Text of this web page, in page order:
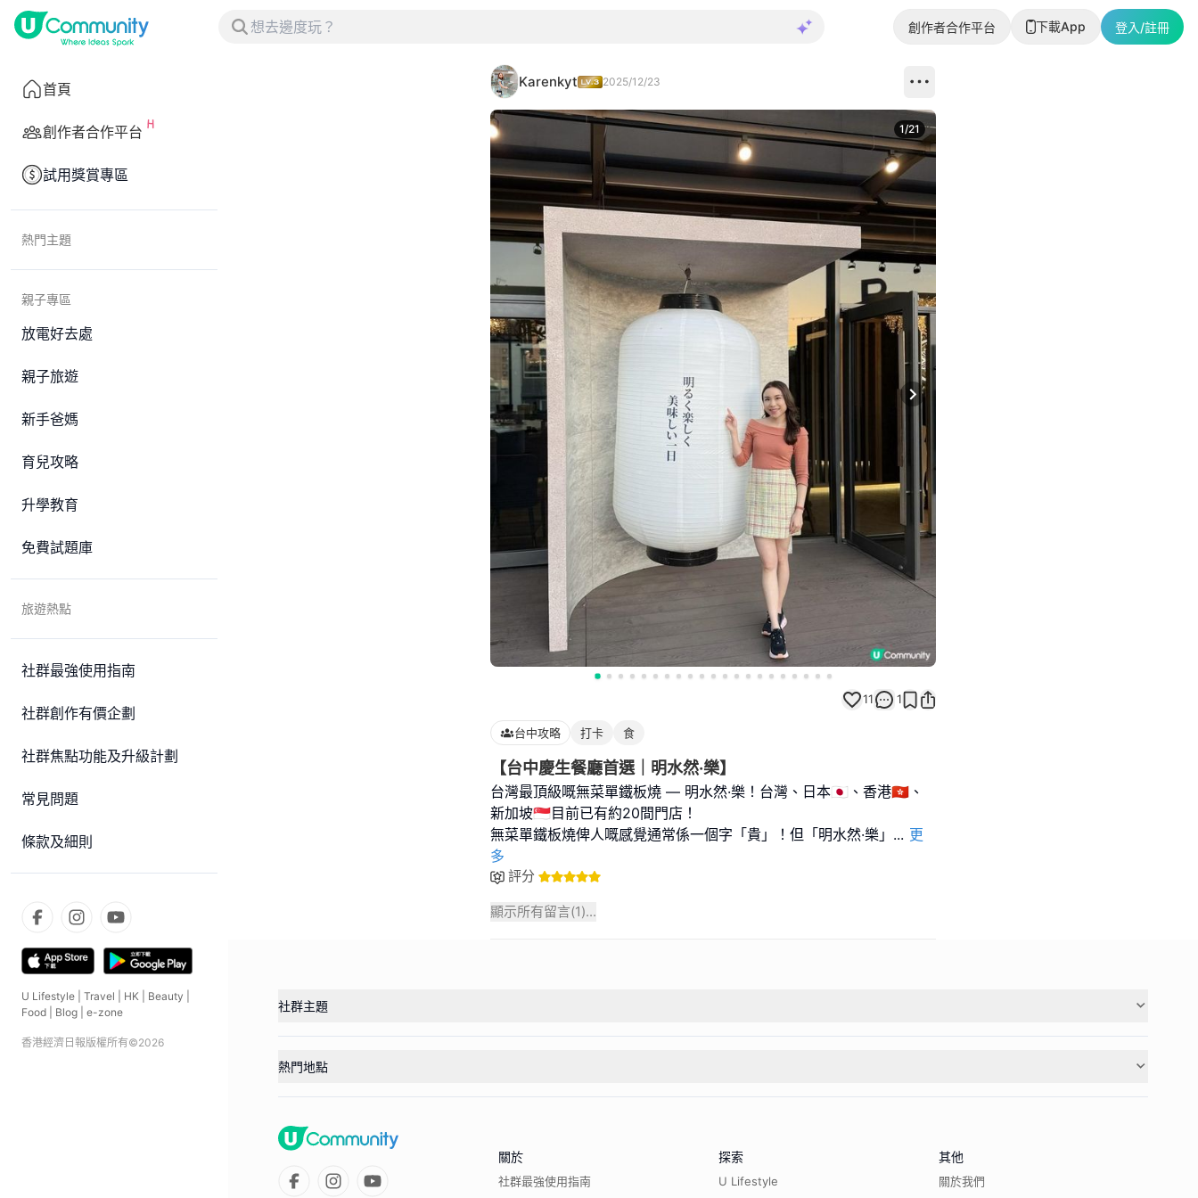
創作者合作平台 下載App 登入/註冊
首頁
創作者合作平台
試用獎賞專區
熱門主題
親子專區
放電好去處
親子旅遊
新手爸媽
育兒攻略
升學教育
免費試題庫
旅遊熱點
社群最強使用指南
社群創作有價企劃
社群焦點功能及升級計劃
常見問題
條款及細則
U Lifestyle Travel HK Beauty
Food
Blog e-zone
香港經濟日報版權所有©2026
Karenkyt 2025/12/23
Next slide
1/21
11 1
台中攻略 打卡 食
【台中慶生餐廳首選｜明水然·樂】
台灣最頂級嘅無菜單鐵板燒 — 明水然·樂！台灣、日本🇯🇵、香港🇭🇰、
新加坡🇸🇬目前已有約20間門店！
無菜單鐵板燒俾人嘅感覺通常係一個字「貴」！但「明水然·樂」 ... 更
多
評分
顯示所有留言(1)...
社群主題
熱門地點
關於
社群最強使用指南
探索
U Lifestyle
其他
關於我們